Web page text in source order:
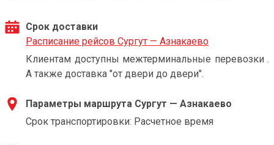
Срок доставки
Расписание рейсов Сургут — Азнакаево
Клиентам доступны межтерминальные перевозки .
А также доставка "от двери до двери".
Параметры маршрута Сургут — Азнакаево
Срок транспортировки: Расчетное время